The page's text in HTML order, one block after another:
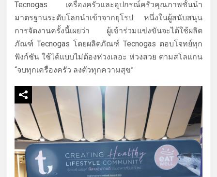
Tecnogas เครื่องครัวและอุปกรณ์ครัวคุณภาพชั้นนำ
มาตรฐานระดับโลกนำเข้าจากยุโรป หนึ่งในผู้สนับสนุน
การจัดงานครั้งนี้เผยว่า ผู้เข้าร่วมแข่งขันจะได้ใช้ผลิต
ภัณฑ์ Tecnogas โดยผลิตภัณฑ์ Tecnogas ตอบโจทย์ทุก
ฟังก์ชัน ใช้ได้แบบไม่ต้องห่วงเลอะ ห่วงสวย ตามสโลแกน
“จบทุกเครื่องครัว ลงตัวทุกความสุข”